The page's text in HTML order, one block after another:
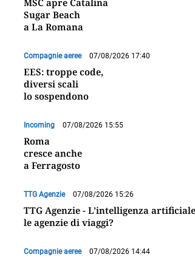
Sugar Beach
a La Romana
Compagnie aeree 07/08/2026 17:40
EES: troppe code,
diversi scali
lo sospendono
Incoming 07/08/2026 15:55
Roma
cresce anche
a Ferragosto
TTG Agenzie 07/08/2026 15:26
TTG Agenzie - L’intelligenza
le agenzie di viaggi?
Compagnie aeree 07/08/2026 14:44